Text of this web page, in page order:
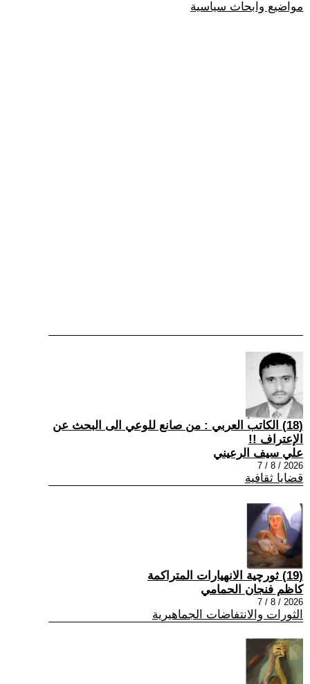
مواضيع وابحاث سياسية
(18) الكاتب العربي : من صانع للوعي الى البحث عن
الإعتراف !!
علي سيف الرعيني
2026 / 8 / 7
قضايا ثقافية
(19) ثورچية الانهيارات المتراكمة
كاظم فنجان الحمامي
2026 / 8 / 7
الثورات والانتفاضات الجماهيرية